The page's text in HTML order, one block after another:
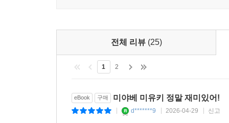
피해자의 가족은 돌이킬 수 없는 상실감과 분노
용의자의 가족들도 사람들의 시선을 견디지 못
바라보고, 서로에게 상처를 주고, 서로에게 어
『모방범』에 쏟아진 찬사
전체 리뷰 (25)
1 2
eBook 구매 미야베 미유키 정말 재미있어!
d*******9 2026-04-29 신고